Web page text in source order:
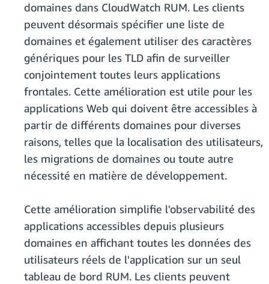
domaines dans CloudWatch RUM. Les clients
peuvent désormais spécifier une liste de
domaines et également utiliser des caractères
génériques pour les TLD afin de surveiller
conjointement toutes leurs applications
frontales. Cette amélioration est utile pour les
applications Web qui doivent être accessibles à
partir de différents domaines pour diverses
raisons, telles que la localisation des utilisateurs,
les migrations de domaines ou toute autre
nécessité en matière de développement.
Cette amélioration simplifie l'observabilité des
applications accessibles depuis plusieurs
domaines en affichant toutes les données des
utilisateurs réels de l'application sur un seul
tableau de bord RUM. Les clients peuvent